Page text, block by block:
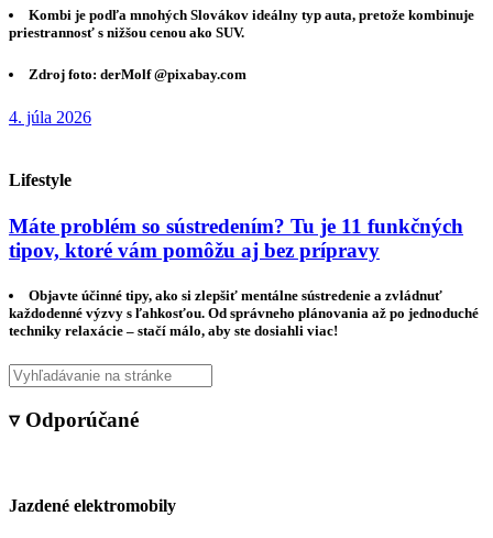
Kombi je podľa mnohých Slovákov ideálny typ auta, pretože kombinuje
priestrannosť s nižšou cenou ako SUV.
Zdroj foto: derMolf @pixabay.com
4. júla 2026
Lifestyle
Máte problém so sústredením? Tu je 11 funkčných
tipov, ktoré vám pomôžu aj bez prípravy
Objavte účinné tipy, ako si zlepšiť mentálne sústredenie a zvládnuť
každodenné výzvy s ľahkosťou. Od správneho plánovania až po jednoduché
techniky relaxácie – stačí málo, aby ste dosiahli viac!
▿ Odporúčané
Jazdené elektromobily